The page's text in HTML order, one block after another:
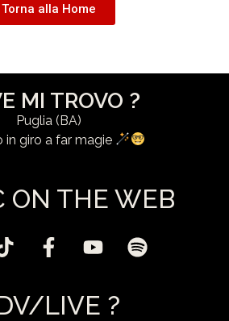
Torna alla Home
MI TROVO ?
Puglia (BA)
in giro a far magie
ON THE WEB
LIVE ?